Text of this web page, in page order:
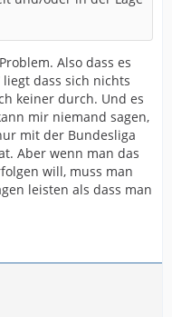
Also dass es
liegt dass sich nichts
keiner durch. Und es
mir niemand sagen,
mit der Bundesliga
Aber wenn man das
will, muss man
leisten als dass man